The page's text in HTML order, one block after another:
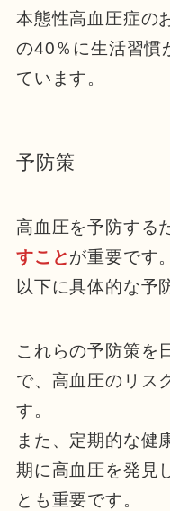
本態性高血圧症の
の40％に生活習慣
ています。
予防策
高血圧を予防する
すことが重要です。
以下に具体的な予
これらの予防策を
で、高血圧のリス
す。
また、定期的な健
期に高血圧を発見
とも重要です。